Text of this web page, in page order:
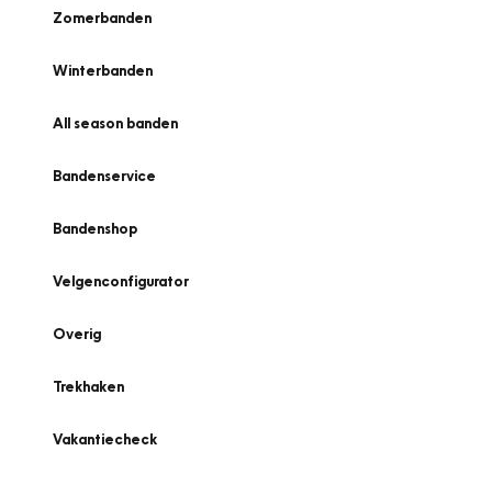
Zomerbanden
Winterbanden
All season banden
Bandenservice
Bandenshop
Velgenconfigurator
Overig
Trekhaken
Vakantiecheck